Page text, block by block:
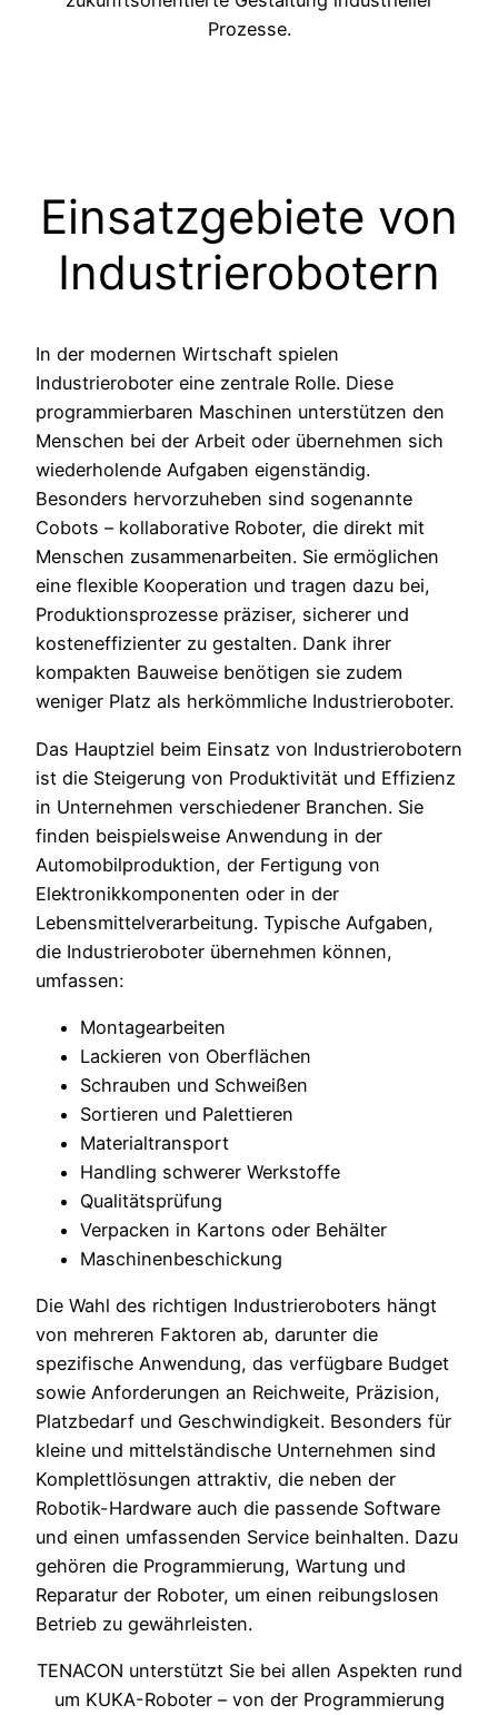
Prozesse.
Einsatzgebiete von
Industrierobotern
In der modernen Wirtschaft spielen
Industrieroboter eine zentrale Rolle. Diese
programmierbaren Maschinen unterstützen den
Menschen bei der Arbeit oder übernehmen sich
wiederholende Aufgaben eigenständig.
Besonders hervorzuheben sind sogenannte
Cobots – kollaborative Roboter, die direkt mit
Menschen zusammenarbeiten. Sie ermöglichen
eine flexible Kooperation und tragen dazu bei,
Produktionsprozesse präziser, sicherer und
kosteneffizienter zu gestalten. Dank ihrer
kompakten Bauweise benötigen sie zudem
weniger Platz als herkömmliche Industrieroboter.
Das Hauptziel beim Einsatz von Industrierobotern
ist die Steigerung von Produktivität und Effizienz
in Unternehmen verschiedener Branchen. Sie
finden beispielsweise Anwendung in der
Automobilproduktion, der Fertigung von
Elektronikkomponenten oder in der
Lebensmittelverarbeitung. Typische Aufgaben,
die Industrieroboter übernehmen können,
umfassen:
Montagearbeiten
Lackieren von Oberflächen
Schrauben und Schweißen
Sortieren und Palettieren
Materialtransport
Handling schwerer Werkstoffe
Qualitätsprüfung
Verpacken in Kartons oder Behälter
Maschinenbeschickung
Die Wahl des richtigen Industrieroboters hängt
von mehreren Faktoren ab, darunter die
spezifische Anwendung, das verfügbare Budget
sowie Anforderungen an Reichweite, Präzision,
Platzbedarf und Geschwindigkeit. Besonders für
kleine und mittelständische Unternehmen sind
Komplettlösungen attraktiv, die neben der
Robotik-Hardware auch die passende Software
und einen umfassenden Service beinhalten. Dazu
gehören die Programmierung, Wartung und
Reparatur der Roboter, um einen reibungslosen
Betrieb zu gewährleisten.
TENACON unterstützt Sie bei allen Aspekten rund
um KUKA-Roboter – von der Programmierung